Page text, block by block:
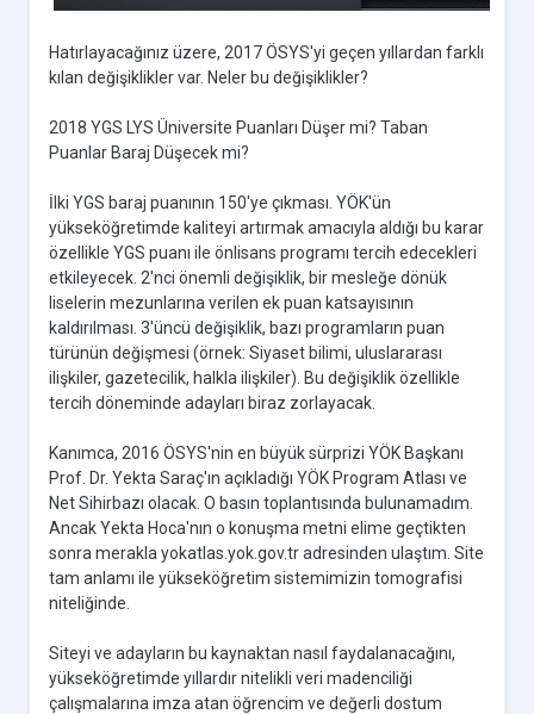
Hatırlayacağınız üzere, 2017 ÖSYS'yi geçen yıllardan farklı
kılan değişiklikler var. Neler bu değişiklikler?
2018 YGS LYS Üniversite Puanları Düşer mi? Taban
Puanlar Baraj Düşecek mi?
İlki YGS baraj puanının 150'ye çıkması. YÖK'ün
yükseköğretimde kaliteyi artırmak amacıyla aldığı bu karar
özellikle YGS puanı ile önlisans programı tercih edecekleri
etkileyecek. 2'nci önemli değişiklik, bir mesleğe dönük
liselerin mezunlarına verilen ek puan katsayısının
kaldırılması. 3'üncü değişiklik, bazı programların puan
türünün değişmesi (örnek: Siyaset bilimi, uluslararası
ilişkiler, gazetecilik, halkla ilişkiler). Bu değişiklik özellikle
tercih döneminde adayları biraz zorlayacak.
Kanımca, 2016 ÖSYS'nin en büyük sürprizi YÖK Başkanı
Prof. Dr. Yekta Saraç'ın açıkladığı YÖK Program Atlası ve
Net Sihirbazı olacak. O basın toplantısında bulunamadım.
Ancak Yekta Hoca'nın o konuşma metni elime geçtikten
sonra merakla yokatlas.yok.gov.tr adresinden ulaştım. Site
tam anlamı ile yükseköğretim sistemimizin tomografisi
niteliğinde.
Siteyi ve adayların bu kaynaktan nasıl faydalanacağını,
yükseköğretimde yıllardır nitelikli veri madenciliği
çalışmalarına imza atan öğrencim ve değerli dostum